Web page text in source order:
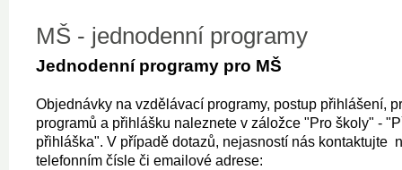
MŠ - jednodenní programy
Jednodenní programy pro MŠ
Objednávky na vzdělávací programy, postup přihlášení,
programů a přihlášku naleznete v záložce "Pro školy" -
přihláška". V případě dotazů, nejasností nás kontaktujte
telefonním čísle či emailové adrese: